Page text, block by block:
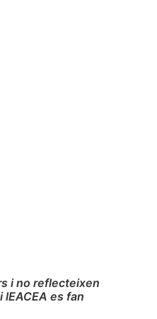
i no reflecteixen
es fan